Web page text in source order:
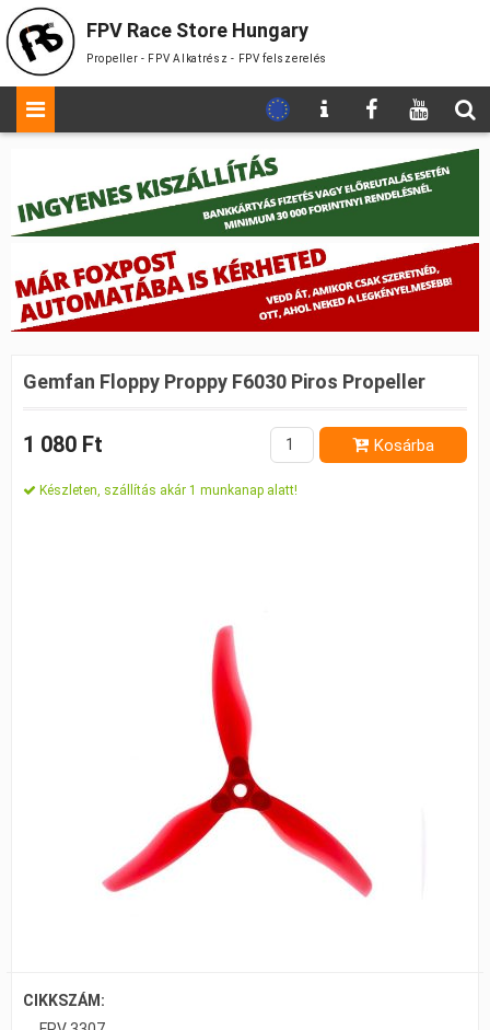
FPV Race Store Hungary
Propeller - FPV Alkatrész - FPV felszerelés
Gemfan Floppy Proppy F6030 Piros Propeller
1 080 Ft Kosárba
Készleten, szállítás akár 1 munkanap alatt!
CIKKSZÁM: